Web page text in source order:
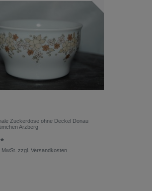
Zuckerdose ohne Deckel Donau
Arzberg
zzgl.Versandkosten